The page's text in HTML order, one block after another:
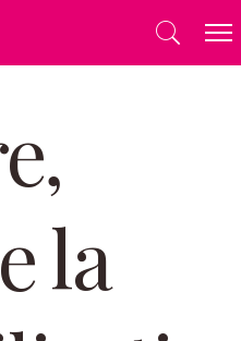
la